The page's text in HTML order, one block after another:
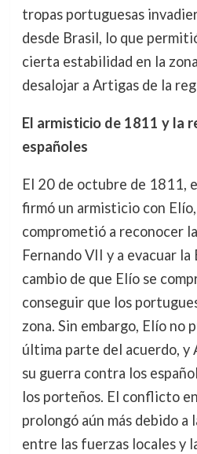
tropas portuguesas
desde Brasil, lo que
cierta estabilidad en la
desalojar a Artigas de la
El armisticio de 1811 y la
españoles
El 20 de octubre de 1811,
firmó un armisticio con
comprometió a reconocer
Fernando VII y a evacuar
cambio de que Elío se
conseguir que los
zona. Sin embargo, Elío no
última parte del acuerdo, y
su guerra contra los
los porteños. El conflicto
prolongó aún más debido a
entre las fuerzas locales y